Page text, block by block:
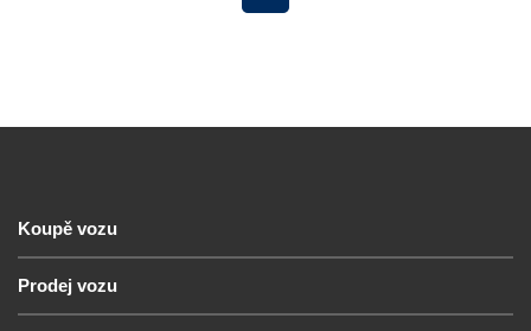
Koupě vozu
Prodej vozu